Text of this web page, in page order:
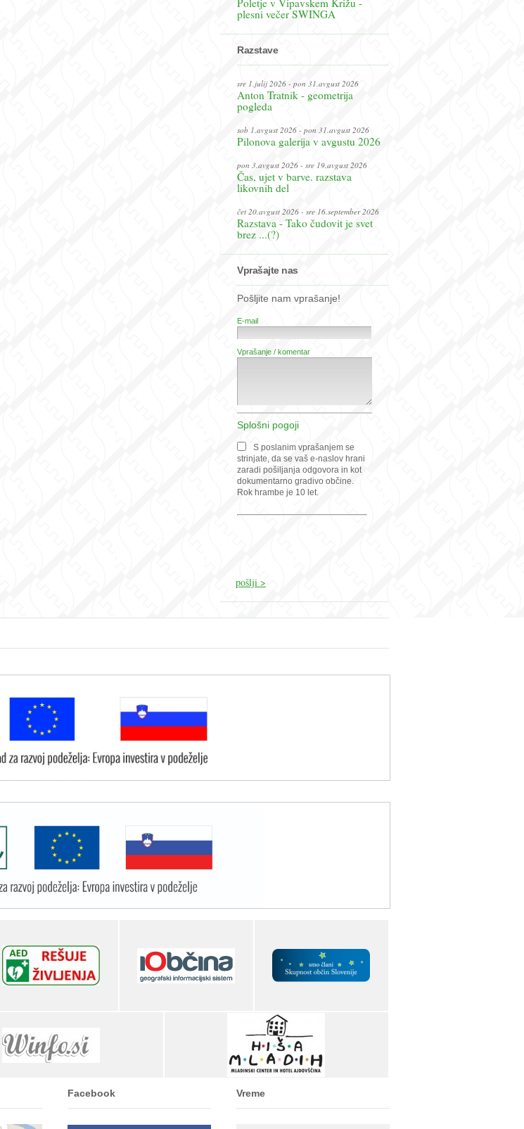
Poletje v Vipavskem Križu -
plesni večer SWINGA
Razstave
sre 1.julij 2026 - pon 31.avgust 2026
Anton Tratnik - geometrija
pogleda
sob 1.avgust 2026 - pon 31.avgust 2026
Pilonova galerija v avgustu 2026
pon 3.avgust 2026 - sre 19.avgust 2026
Čas, ujet v barve. razstava
likovnih del
čet 20.avgust 2026 - sre 16.september 2026
Razstava - Tako čudovit je svet
brez ...(?)
Vprašajte nas
Pošljite nam vprašanje!
E-mail
Vprašanje / komentar
Splošni pogoji
S poslanim vprašanjem se
strinjate, da se vaš e-naslov hrani
zaradi pošiljanja odgovora in kot
dokumentarno gradivo občine.
Rok hrambe je 10 let.
Facebook Vreme